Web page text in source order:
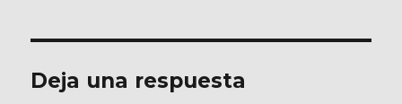
Deja una respuesta